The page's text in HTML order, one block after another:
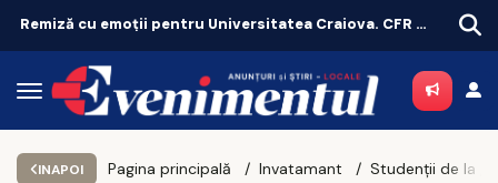
Târgu-Neamț testează un purtător de cuvânt creat cu inteligență artificială
INAPOI Pagina principală Invatamant